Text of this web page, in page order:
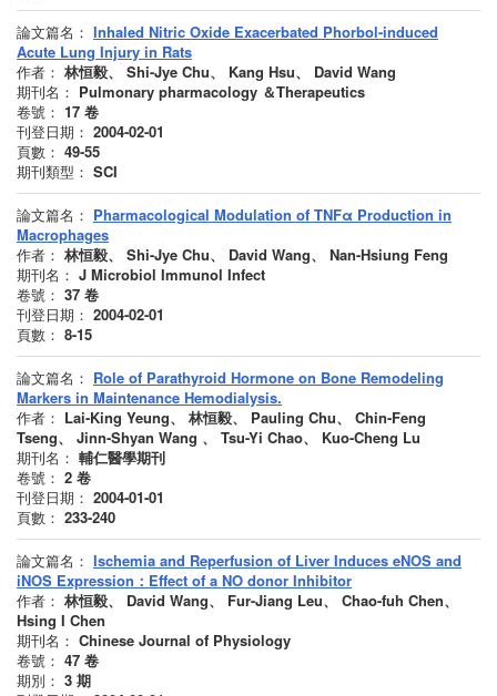
論文篇名： Inhaled Nitric Oxide Exacerbated Phorbol-induced
Acute Lung Injury in Rats
作者： 林恒毅、 Shi-Jye Chu、 Kang Hsu、 David Wang
期刊名： Pulmonary pharmacology ＆Therapeutics
卷號： 17 卷
刊登日期： 2004-02-01
頁數： 49-55
期刊類型： SCI
論文篇名： Pharmacological Modulation of TNFα Production in
Macrophages
作者： 林恒毅、 Shi-Jye Chu、 David Wang、 Nan-Hsiung Feng
期刊名： J Microbiol Immunol Infect
卷號： 37 卷
刊登日期： 2004-02-01
頁數： 8-15
論文篇名： Role of Parathyroid Hormone on Bone Remodeling
Markers in Maintenance Hemodialysis.
作者： Lai-King Yeung、 林恒毅、 Pauling Chu、 Chin-Feng
Tseng、 Jinn-Shyan Wang 、 Tsu-Yi Chao、 Kuo-Cheng Lu
期刊名： 輔仁醫學期刊
卷號： 2 卷
刊登日期： 2004-01-01
頁數： 233-240
論文篇名： Ischemia and Reperfusion of Liver Induces eNOS and
iNOS Expression：Effect of a NO donor Inhibitor
作者： 林恒毅、 David Wang、 Fur-Jiang Leu、 Chao-fuh Chen、
Hsing I Chen
期刊名： Chinese Journal of Physiology
卷號： 47 卷
期別： 3 期